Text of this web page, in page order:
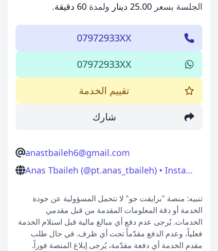
الجلسة بسعر 25.00 دينار ولمدة 60 دقيقة .
07972933XX
07972933XX
تقييم الخدمة
شارك
anastbaileh6@gmail.com
Anas Tbaileh (@pt.anas_tbaileh) • Instagram photos and videos
تنبيه: منصة "برايفت جو" لا تتحمل المسؤولية عن جودة
الخدمة أو دقة المعلومات المقدمة من قبل مقدمي
الخدمات. يُرجى عدم دفع أي مبالغ مالية قبل استلام الخدمة
فعلياً، وعدم الدفع مقدّماً تحت أي ظرف. في حال طلب
مقدم الخدمة أي دفعة مقدّمة، يُرجى إبلاغ المنصة فوراً.